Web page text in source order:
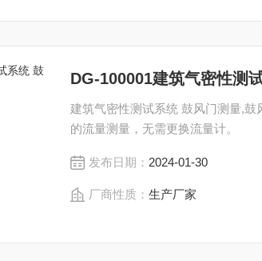
DG-100001建筑气密性测
建筑气密性测试系统 鼓风门测量,
的流量测量，无需更换流量计。
发布日期： 2024-01-30
厂商性质：生产厂家